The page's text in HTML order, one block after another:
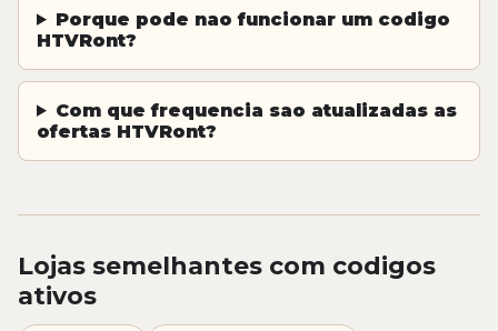
Porque pode nao funcionar um codigo
HTVRont?
Com que frequencia sao atualizadas as
ofertas HTVRont?
Lojas semelhantes com codigos
ativos